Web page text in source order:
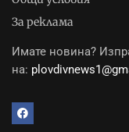
За реклама
Имате новина?
на: